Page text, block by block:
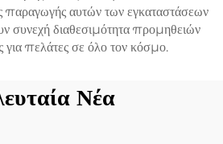
παραγωγής αυτών των εγκαταστάσεων
συνεχή διαθεσιμότητα προμηθειών
για πελάτες σε όλο τον κόσμο.
Νέα